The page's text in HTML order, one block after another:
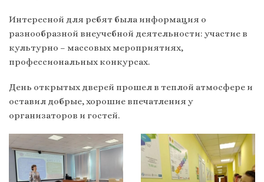
Интересной для ребят была информация о
разнообразной внеучебной деятельности: участие в
культурно – массовых мероприятиях,
профессиональных конкурсах.
День открытых дверей прошел в теплой атмосфере и
оставил добрые, хорошие впечатления у
организаторов и гостей.